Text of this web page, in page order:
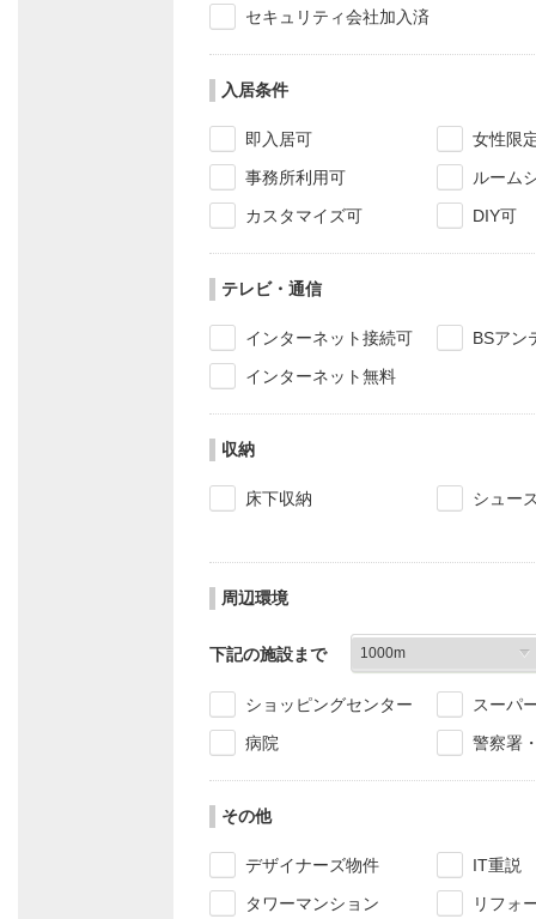
セキュリティ会社加入済
入居条件
即入居可
女性限
事務所利用可
ルーム
カスタマイズ可
DIY可
テレビ・通信
インターネット接続可
BSアン
インターネット無料
収納
床下収納 シュー
周辺環境
下記の施設まで
ショッピングセンター
スーパ
病院
警察署
その他
デザイナーズ物件
IT重説
タワーマンション
リフォ